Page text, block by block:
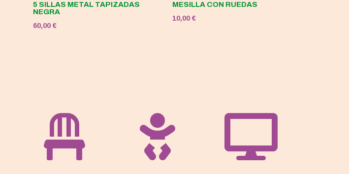
5 SILLAS METAL TAPIZADAS
NEGRA
60,00 €
MESILLA CON RUEDAS
10,00€
  